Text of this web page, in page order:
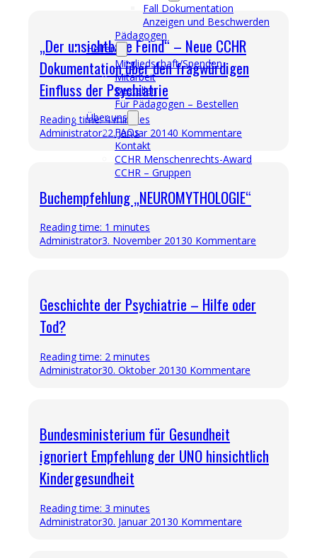
Fall Dokumentation
Anzeigen und Beschwerden
Pädagogen
Helfen
Mitgliedschaft/Spenden
Mitarbeit
Bestellen
Für Pädagogen – Bestellen
Über uns
FAQs
Kontakt
CCHR Menschenrechts-Award
CCHR – Gruppen
„Der unsichtbare Feind“ – Neue CCHR
Dokumentation über den fragwürdigen
Einfluss der Psychiatrie
Reading time: 4 minutes
Administrator22. Januar 20140 Kommentare
Buchempfehlung „NEUROMYTHOLOGIE“
Reading time: 1 minutes
Administrator3. November 20130 Kommentare
Geschichte der Psychiatrie – Hilfe oder
Tod?
Reading time: 2 minutes
Administrator30. Oktober 20130 Kommentare
Bundesministerium für Gesundheit
ignoriert Empfehlung der UNO hinsichtlich
Kindergesundheit
Reading time: 3 minutes
Administrator30. Januar 20130 Kommentare